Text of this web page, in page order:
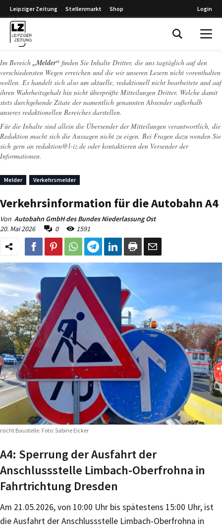
Leipziger Zeitung Stellenmarkt Shop Login
Im Bereich „Melder“ finden Sie Inhalte Dritter, die uns tagtäglich auf den
verschiedensten Wegen erreichen und die wir unseren Lesern nicht vorenthalten
wollen. Es handelt sich also um aktuelle, redaktionell nicht bearbeitete und auf
ihren Wahrheitsgehalt hin nicht überprüfte Mitteilungen Dritter. Welche damit
stets durchgehende Zitate der namentlich genannten Absender außerhalb
unseres redaktionellen Bereiches darstellen.
Für die Inhalte sind allein die Übersender der Mitteilungen verantwortlich, die
Redaktion macht sich die Aussagen nicht zu eigen. Bei Fragen dazu wenden Sie
sich gern an redaktion@l-iz.de oder kontaktieren den Versender der
Informationen.
Melder Verkehrsmelder
Verkehrsinformation für die Autobahn A4
Von Autobahn GmbH des Bundes Niederlassung Ost
20. Mai 2026
0 1591
Baustelle. Foto: Sabine Eicker
A4: Sperrung der Ausfahrt der
Anschlussstelle Limbach-Oberfrohna in
Fahrtrichtung Dresden
Am 21.05.2026, von 10:00 Uhr bis spätestens 15:00 Uhr, ist
die Ausfahrt der Anschlussstelle Limbach-Oberfrohna in